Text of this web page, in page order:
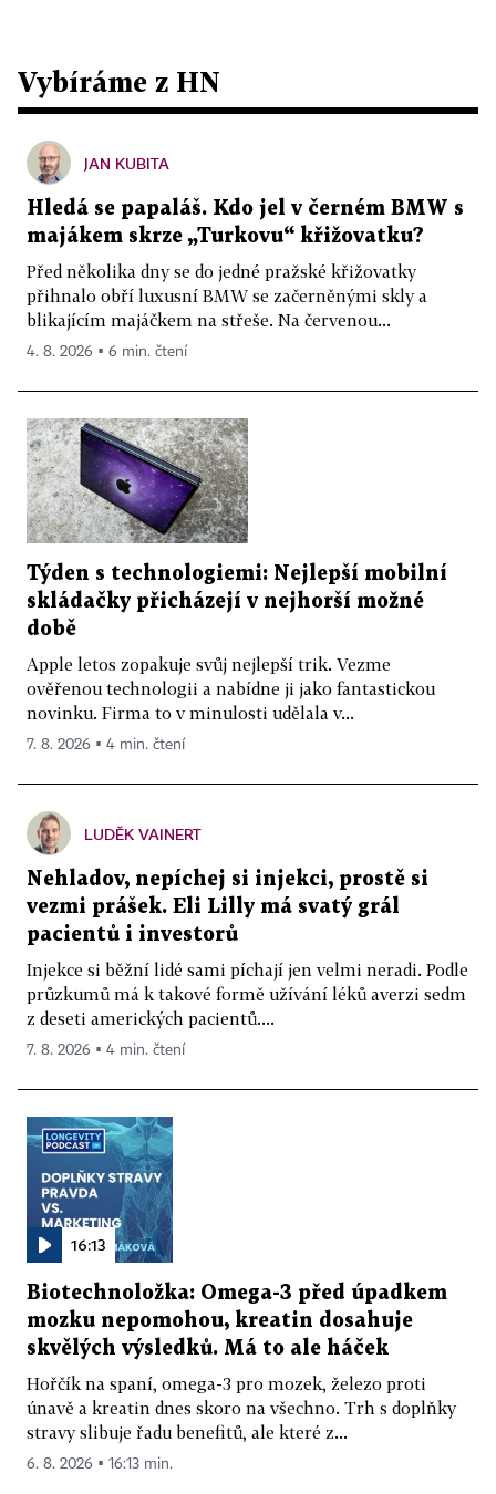
Vybíráme z HN
JAN KUBITA
Hledá se papaláš. Kdo jel v černém BMW s
majákem skrze „Turkovu“ křižovatku?
Před několika dny se do jedné pražské křižovatky
přihnalo obří luxusní BMW se začerněnými skly a
blikajícím majáčkem na střeše. Na červenou...
4. 8. 2026 ▪ 6 min. čtení
Týden s technologiemi: Nejlepší mobilní
skládačky přicházejí v nejhorší možné
době
Apple letos zopakuje svůj nejlepší trik. Vezme
ověřenou technologii a nabídne ji jako fantastickou
novinku. Firma to v minulosti udělala v...
7. 8. 2026 ▪ 4 min. čtení
LUDĚK VAINERT
Nehladov, nepíchej si injekci, prostě si
vezmi prášek. Eli Lilly má svatý grál
pacientů i investorů
Injekce si běžní lidé sami píchají jen velmi neradi. Podle
průzkumů má k takové formě užívání léků averzi sedm
z deseti amerických pacientů....
7. 8. 2026 ▪ 4 min. čtení
16:13
Biotechnoložka: Omega-3 před úpadkem
mozku nepomohou, kreatin dosahuje
skvělých výsledků. Má to ale háček
Hořčík na spaní, omega-3 pro mozek, železo proti
únavě a kreatin dnes skoro na všechno. Trh s doplňky
stravy slibuje řadu benefitů, ale které z...
6. 8. 2026 ▪ 16:13 min.